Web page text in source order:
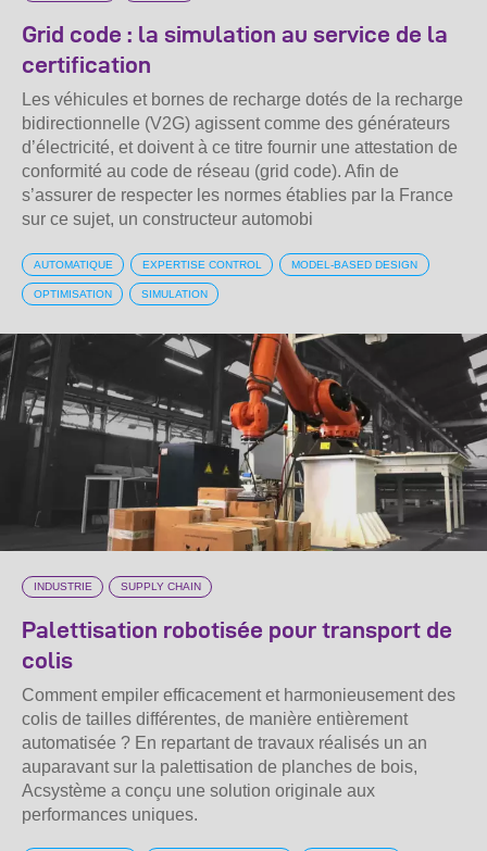
Grid code : la simulation au service de la
certification
Les véhicules et bornes de recharge dotés de la recharge
bidirectionnelle (V2G) agissent comme des générateurs
d’électricité, et doivent à ce titre fournir une attestation de
conformité au code de réseau (grid code). Afin de
s’assurer de respecter les normes établies par la France
sur ce sujet, un constructeur automobi
AUTOMATIQUE EXPERTISE CONTROL MODEL-BASED DESIGN
OPTIMISATION SIMULATION
INDUSTRIE SUPPLY CHAIN
Palettisation robotisée pour transport de
colis
Comment empiler efficacement et harmonieusement des
colis de tailles différentes, de manière entièrement
automatisée ? En repartant de travaux réalisés un an
auparavant sur la palettisation de planches de bois,
Acsystème a conçu une solution originale aux
performances uniques.